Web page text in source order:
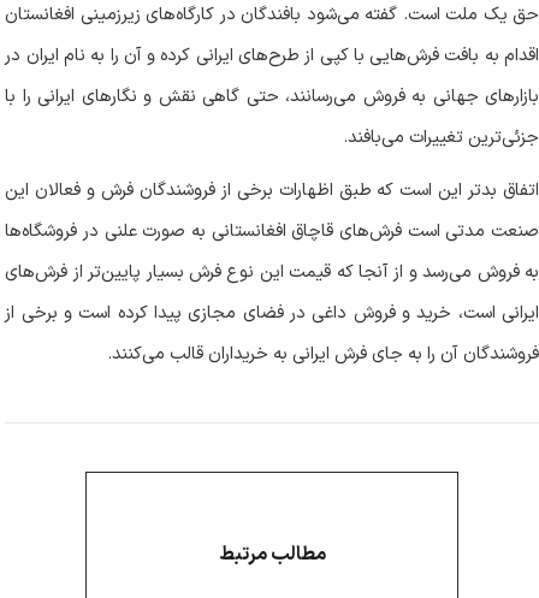
حق یک ملت است. گفته می‌شود بافندگان در کارگاه‌های زیرزمینی افغانستان
اقدام به بافت فرش‌هایی با کپی از طرح‌های ایرانی کرده و آن را به نام ایران در
بازار‌های جهانی به فروش می‌رسانند، حتی گاهی نقش و نگار‌های ایرانی را با
جزئی‌ترین تغییرات می‌بافند.
اتفاق بدتر این است که طبق اظهارات برخی از فروشندگان فرش و فعالان این
صنعت مدتی است فرش‌های قاچاق افغانستانی به صورت علنی در فروشگاه‌ها
به فروش می‌رسد و از آنجا که قیمت این نوع فرش بسیار پایین‌تر از فرش‌های
ایرانی است، خرید و فروش داغی در فضای مجازی پیدا کرده است و برخی از
فروشندگان آن را به جای فرش ایرانی به خریداران قالب می‌کنند.
مطالب مرتبط